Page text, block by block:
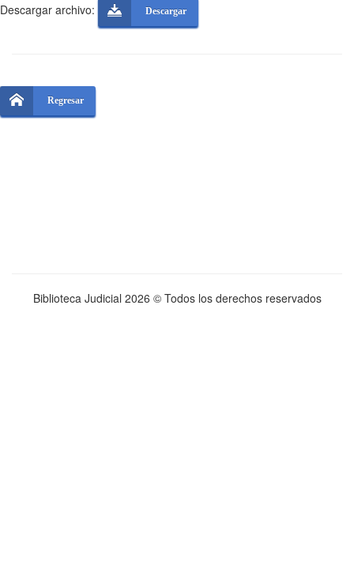
Descargar archivo: Descargar
Regresar
Biblioteca Judicial 2026 © Todos los derechos reservados